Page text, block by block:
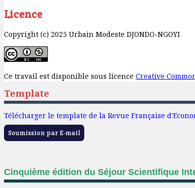
Licence
Copyright (c) 2025 Urbain Modeste DJONDO-NGOYI
Ce travail est disponible sous licence Creative
Template
Télécharger le template de la Revue Française
Soumission par E-mail
Cinquième édition du Séjour Scientifique